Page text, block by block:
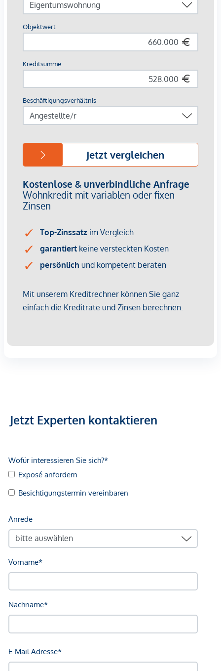
Richtigkeit und Vollständigkeit können wir nicht
übernehmen.
Wir weisen darauf hin, dass zwischen dem Vermittler und
wirtschaftliches Naheverhältnis besteht.
Der Vermittler ist als Doppelmakler tätig.
Wir weisen darauf hin, dass zwischen dem Vermittler und
dem zu vermittelnden Dritten ein familiäres oder
Der Vermittler ist als Doppelmakler tätig.
*Der Vertrag kommt nicht mit der INFINA Credit Broker
GmbH zustande. Das Objekt wird von einem externen
gegenüber dem anbietenden Immobilienunternehmen
geltend zu machen. Wir weisen Sie darauf hin, dass die
gemachten Angaben und Informationen lediglich
Jetzt Experten kontaktieren